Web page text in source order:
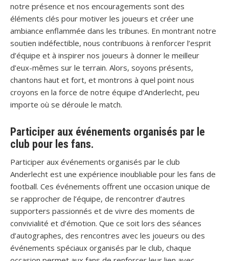
notre présence et nos encouragements sont des
éléments clés pour motiver les joueurs et créer une
ambiance enflammée dans les tribunes. En montrant notre
soutien indéfectible, nous contribuons à renforcer l’esprit
d’équipe et à inspirer nos joueurs à donner le meilleur
d’eux-mêmes sur le terrain. Alors, soyons présents,
chantons haut et fort, et montrons à quel point nous
croyons en la force de notre équipe d’Anderlecht, peu
importe où se déroule le match.
Participer aux événements organisés par le
club pour les fans.
Participer aux événements organisés par le club
Anderlecht est une expérience inoubliable pour les fans de
football. Ces événements offrent une occasion unique de
se rapprocher de l’équipe, de rencontrer d’autres
supporters passionnés et de vivre des moments de
convivialité et d’émotion. Que ce soit lors des séances
d’autographes, des rencontres avec les joueurs ou des
événements spéciaux organisés par le club, chaque